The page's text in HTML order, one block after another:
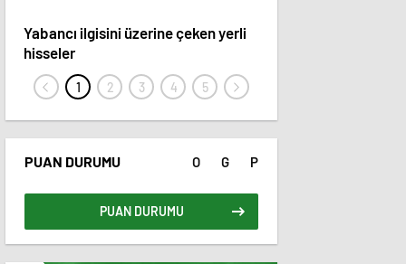
Yabancı ilgisini üzerine çeken yerli
hisseler
PUAN DURUMU O G P
PUAN DURUMU